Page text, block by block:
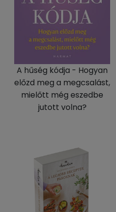
A hűség kódja - Hogyan
előzd meg a megcsalást,
mielőtt még eszedbe
jutott volna?